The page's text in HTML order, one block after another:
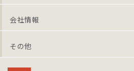
会社情報
その他